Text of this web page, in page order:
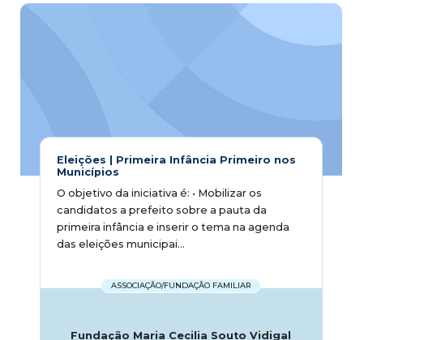
Eleições | Primeira Infância Primeiro nos
Municípios
O objetivo da iniciativa é: • Mobilizar os
candidatos a prefeito sobre a pauta da
primeira infância e inserir o tema na agenda
das eleições municipai...
ASSOCIAÇÃO/FUNDAÇÃO FAMILIAR
Fundação Maria Cecilia Souto Vidigal